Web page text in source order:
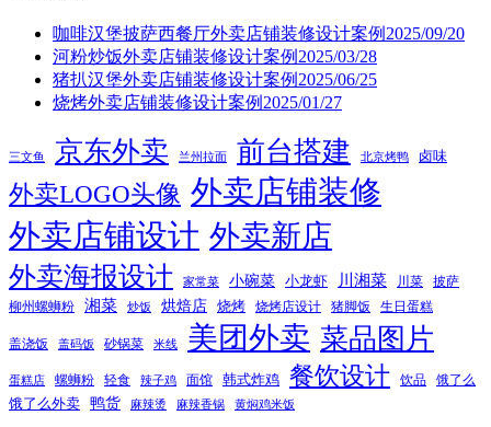
咖啡汉堡披萨西餐厅外卖店铺装修设计案例2025/09/20
河粉炒饭外卖店铺装修设计案例2025/03/28
猪扒汉堡外卖店铺装修设计案例2025/06/25
烧烤外卖店铺装修设计案例2025/01/27
三文鱼 京东外卖 兰州拉面 前台搭建 北京烤鸭 卤味
外卖LOGO头像 外卖店铺装修
外卖店铺设计 外卖新店
外卖海报设计 家常菜 小碗菜 小龙虾 川湘菜 川菜
披萨
柳州螺蛳粉
湘菜 炒饭 烘焙店 烧烤 烧烤店设计 猪脚饭 生日蛋糕
盖浇饭 盖码饭 砂锅菜 米线 美团外卖 菜品图片
蛋糕店 螺蛳粉 轻食 辣子鸡 面馆 韩式炸鸡 餐饮设计 饮品 饿了么
饿了么外卖 鸭货 麻辣烫 麻辣香锅 黄焖鸡米饭